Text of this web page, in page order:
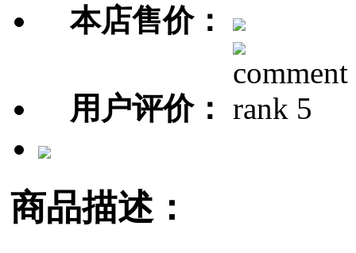
本店售价：
用户评价：
商品描述：